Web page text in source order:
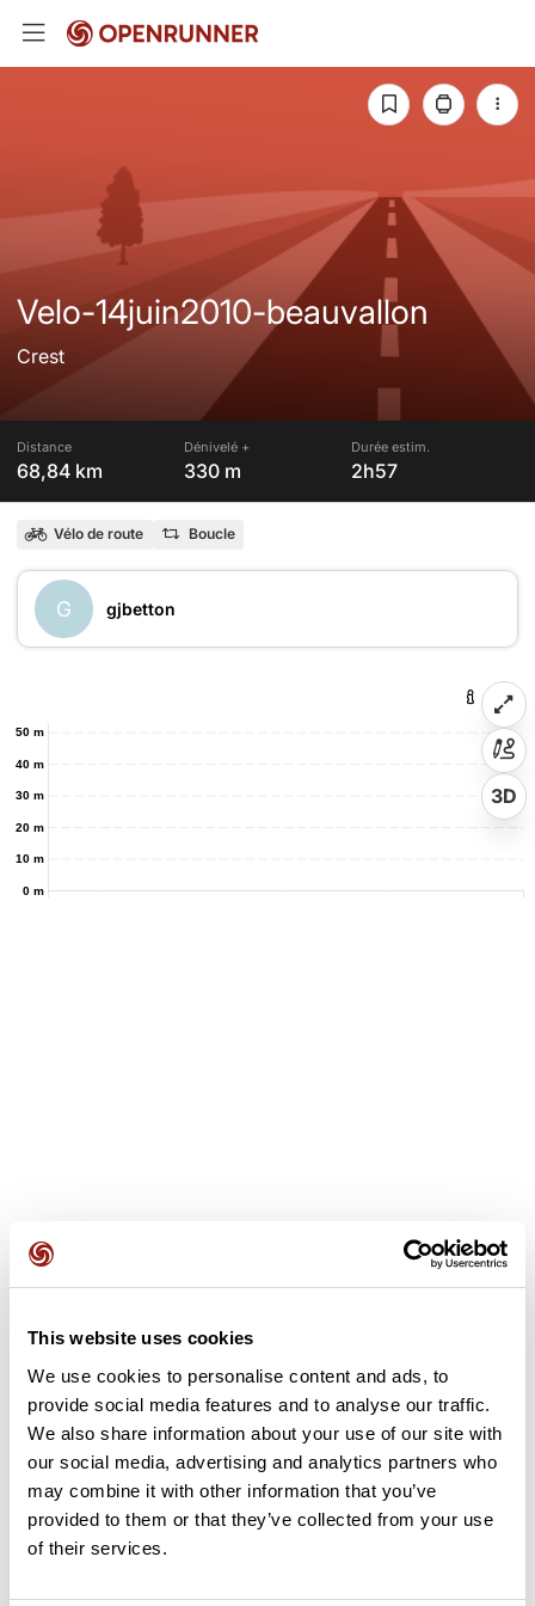
This website uses cookies
We use cookies to personalise content and ads, to
provide social media features and to analyse our traffic.
We also share information about your use of our site with
our social media, advertising and analytics partners who
may combine it with other information that you’ve
provided to them or that they’ve collected from your use
of their services.
Velo-14juin2010-beauvallon
Crest
Distance
68,84 km
Dénivelé +
330 m
Durée estim.
2h57
Vélo de route Boucle
G gjbetton
0 m
10 m
20 m
30 m
40 m
50 m
3D
Ajouter un avis
Découvrez ce parcours de vélo de 68,8 km à proximité de